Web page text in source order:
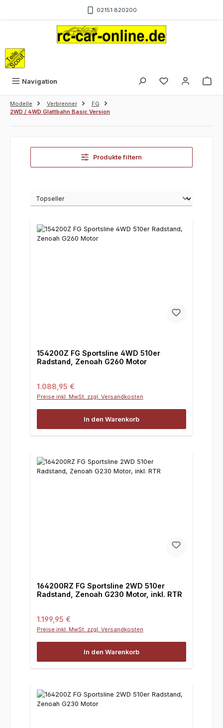
02151 820200
Navigation
Modelle Verbrenner
FG
2WD / 4WD Glattbahn Basic Version
Produkte filtern
154200Z FG Sportsline 4WD 510er
Radstand, Zenoah G260 Motor
Regulärer Preis:
1.088,95 €
Preise inkl. MwSt. zzgl. Versandkosten
In den Warenkorb
164200RZ FG Sportsline 2WD 510er
Radstand, Zenoah G230 Motor, inkl. RTR
Regulärer Preis:
1.199,95 €
Preise inkl. MwSt. zzgl. Versandkosten
In den Warenkorb